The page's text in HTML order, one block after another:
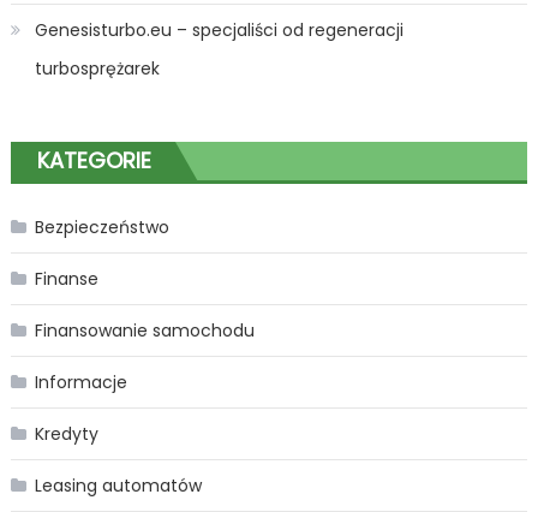
Genesisturbo.eu – specjaliści od regeneracji
turbosprężarek
KATEGORIE
Bezpieczeństwo
Finanse
Finansowanie samochodu
Informacje
Kredyty
Leasing automatów